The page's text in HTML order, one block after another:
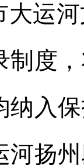
大运
制度
纳入
河扬